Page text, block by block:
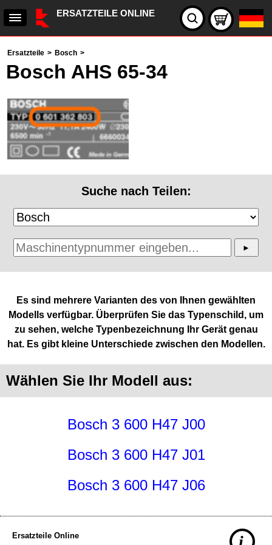
ERSATZTEILE ONLINE
Ersatzteile > Bosch >
Bosch AHS 65-34
Suche nach Teilen:
Es sind mehrere Varianten des von Ihnen gewählten
Modells verfügbar. Überprüfen Sie das Typenschild, um
zu sehen, welche Typenbezeichnung Ihr Gerät genau
hat. Es gibt kleine Unterschiede zwischen den Modellen.
Wählen Sie Ihr Modell aus:
Bosch 3 600 H47 J00
Bosch 3 600 H47 J01
Bosch 3 600 H47 J06
Ersatzteile Online